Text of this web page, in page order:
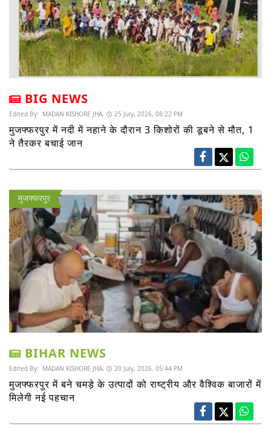
BIG NEWS
Edited By: MADAN KISHORE JHA, 25 July, 2026, 08:22 PM
मुजफ्फरपुर में नदी में नहाने के दौरान 3 किशोरों की डूबने से मौत, 1
ने तैरकर बचाई जान
मुजफ्फरपुर
BIHAR NEWS
Edited By: MADAN KISHORE JHA, 20 July, 2026, 05:44 PM
मुजफ्फरपुर में बने चमड़े के उत्पादों को राष्ट्रीय और वैश्विक बाजारों में
मिलेगी नई पहचान